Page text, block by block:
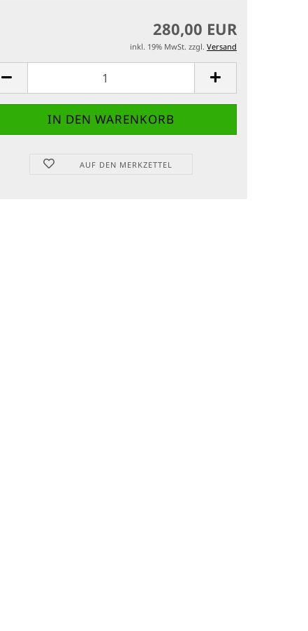
280,00 EUR
inkl. 19% MwSt. zzgl. Versand
AUF DEN MERKZETTEL